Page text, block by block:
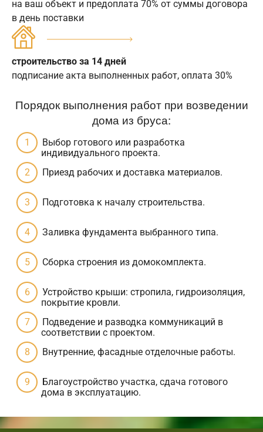
на ваш объект и предоплата 70% от суммы договора
в день поставки
строительство за 14 дней
подписание акта выполненных работ, оплата 30%
Порядок выполнения работ при возведении
дома из бруса:
Выбор готового или разработка
индивидуального проекта.
Приезд рабочих и доставка материалов.
Подготовка к началу строительства.
Заливка фундамента выбранного типа.
Сборка строения из домокомплекта.
Устройство крыши: стропила, гидроизоляция,
покрытие кровли.
Подведение и разводка коммуникаций в
соответствии с проектом.
Внутренние, фасадные отделочные работы.
Благоустройство участка, сдача готового
дома в эксплуатацию.